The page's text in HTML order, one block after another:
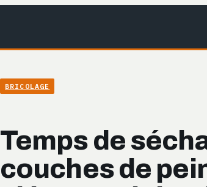
BRICOLAGE
Temps de
couches de